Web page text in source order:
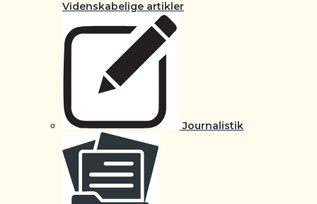
Videnskabelige artikler
Journalistik